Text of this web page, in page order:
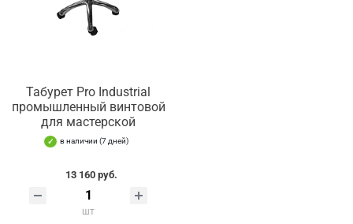
Табурет Pro Industrial
промышленный винтовой
для мастерской
в наличии (7 дней)
13 160 руб.
шт